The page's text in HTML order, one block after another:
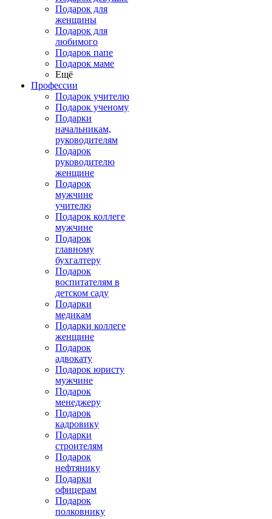
Подарок для
женщины
Подарок для
любимого
Подарок папе
Подарок маме
Ещё
Профессии
Подарок учителю
Подарок ученому
Подарки
начальникам,
руководителям
Подарок
руководителю
женщине
Подарок
мужчине
учителю
Подарок коллеге
мужчине
Подарок
главному
бухгалтеру
Подарок
воспитателям в
детском саду
Подарки
медикам
Подарки коллеге
женщине
Подарок
адвокату
Подарок юристу
мужчине
Подарок
менеджеру
Подарок
кадровику
Подарки
строителям
Подарок
нефтянику
Подарки
офицерам
Подарок
полковнику